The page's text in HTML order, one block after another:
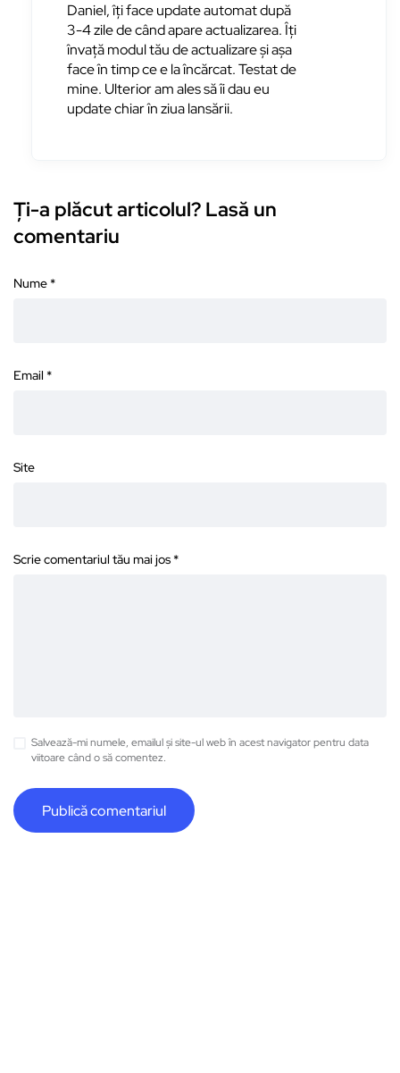
Daniel, îți face update automat după
3-4 zile de când apare actualizarea. Îți
învață modul tău de actualizare și așa
face în timp ce e la încărcat. Testat de
mine. Ulterior am ales să îi dau eu
update chiar în ziua lansării.
Ți-a plăcut articolul? Lasă un
comentariu
Nume *
Email *
Site
Scrie comentariul tău mai jos *
Salvează-mi numele, emailul și site-ul web în acest navigator pentru data
viitoare când o să comentez.